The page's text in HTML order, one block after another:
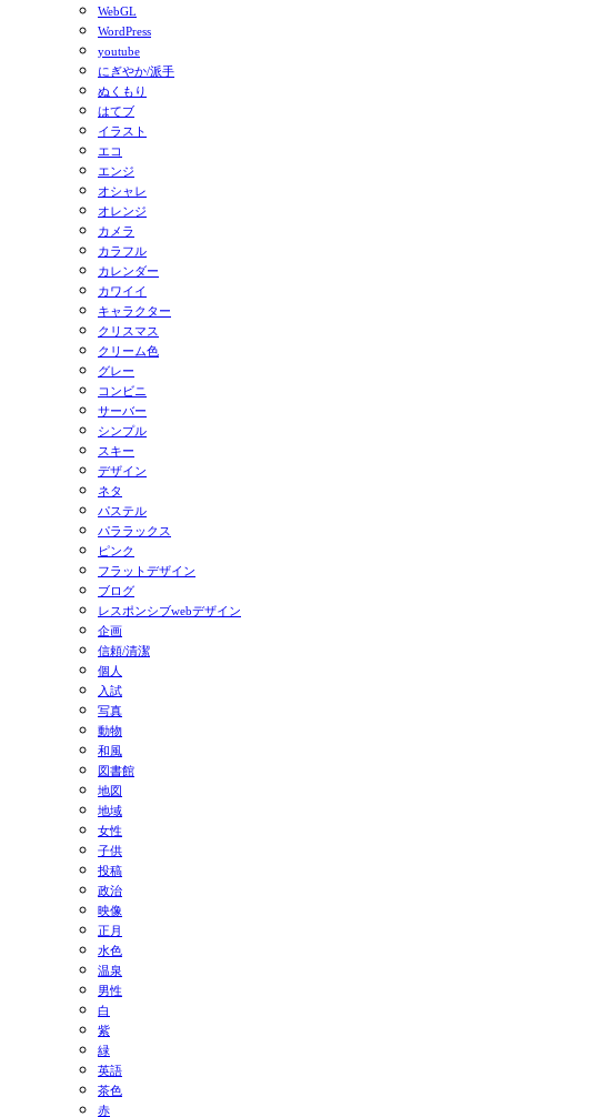
WebGL
WordPress
youtube
にぎやか/派手
ぬくもり
はてブ
イラスト
エコ
エンジ
オシャレ
オレンジ
カメラ
カラフル
カレンダー
カワイイ
キャラクター
クリスマス
クリーム色
グレー
コンビニ
サーバー
シンプル
スキー
デザイン
ネタ
パステル
パララックス
ピンク
フラットデザイン
ブログ
レスポンシブwebデザイン
企画
信頼/清潔
個人
入試
写真
動物
和風
図書館
地図
地域
女性
子供
投稿
政治
映像
正月
水色
温泉
男性
白
紫
緑
英語
茶色
赤